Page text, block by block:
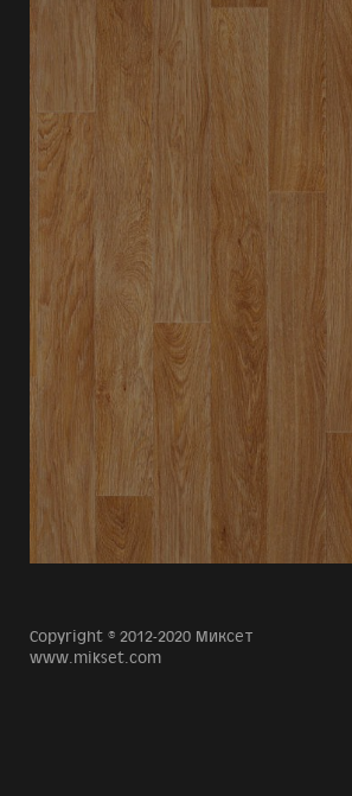
Copyright © 2012-2020 Миксет
www.mikset.com